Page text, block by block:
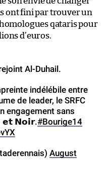
ont fini par trouver un
qataris pour
d’euros.
Al-Duhail.
indélébile entre
de leader, le SRFC
engagement sans
𝗡𝗼𝗶𝗿.#Bourige14
August